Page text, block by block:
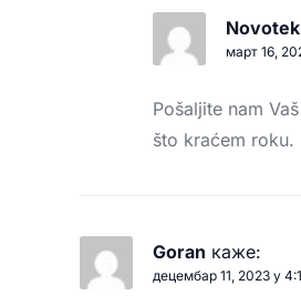
март 16,
Pošaljite nam
što kraćem roku.
Goran каже:
децембар 11, 2023 у